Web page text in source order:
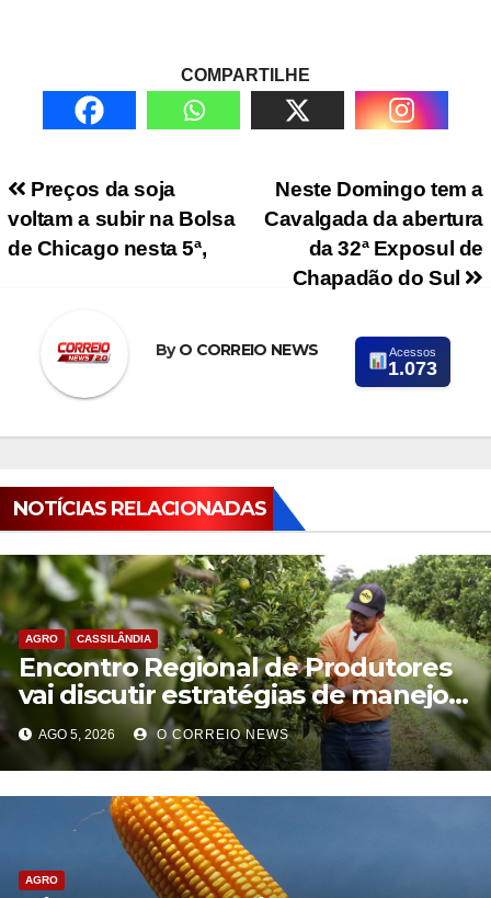
COMPARTILHE
Navegação de PostNeste Domingo tem a
Cavalgada da abertura
da 32ª Exposul de
Chapadão do Sul
Preços da soja
voltam a subir na Bolsa
de Chicago nesta 5ª,
ByO CORREIO NEWS Acessos
1.073
NOTÍCIAS RELACIONADAS
AGRO CASSILÂNDIA
Encontro Regional de Produtores
vai discutir estratégias de manejo
do greening em Cassilândia
AGO 5, 2026 O CORREIO NEWS
AGRO